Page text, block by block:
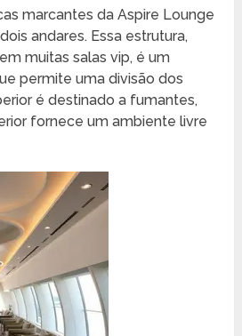
marcantes da Aspire Lounge
andares. Essa estrutura,
muitas salas vip, é um
permite uma divisão dos
é destinado a fumantes,
fornece um ambiente livre